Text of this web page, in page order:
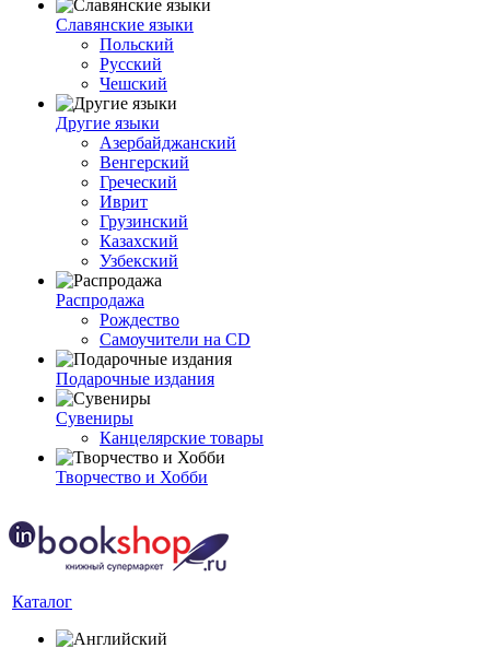
Славянские языки
Польский
Русский
Чешский
Другие языки
Азербайджанский
Венгерский
Греческий
Иврит
Грузинский
Казахский
Узбекский
Распродажа
Рождество
Самоучители на CD
Подарочные издания
Сувениры
Канцелярские товары
Творчество и Хобби
Каталог